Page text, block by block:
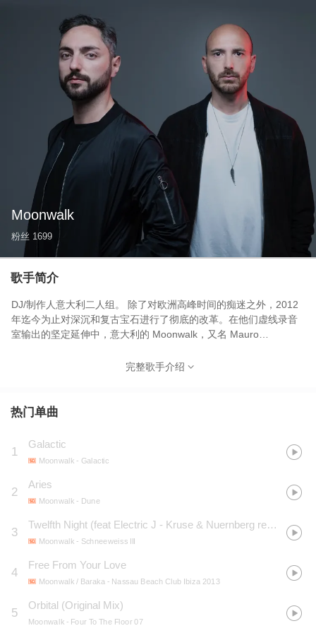
Moonwalk
粉丝 1699
歌手简介
DJ/制作人意大利二人组。 除了对欧洲高峰时间的痴迷之外，2012
年迄今为止对深沉和复古宝石进行了彻底的改革。在他们虚线录音
室输出的坚定延伸中，意大利的 Moonwalk，又名 Mauro
音乐中穿上了新鲜的模拟地板填充物。充满温暖的旋律合成器和情
石。随着 80 年代初流行音乐的令人振奋的吸引力和对正在进行的
似标题的舞蹈动作具有相同的感染力。
完整歌手介绍
热门单曲
1
Galactic
Moonwalk - Galactic
2
Aries
Moonwalk - Dune
3
Twelfth Night (feat Electric J - Kruse & Nuernberg remix)
Moonwalk - Schneeweiss III
4
Free From Your Love
Moonwalk / Baraka - Nassau Beach Club Ibiza 2013
5
Orbital (Original Mix)
Moonwalk- Four To The Floor 07